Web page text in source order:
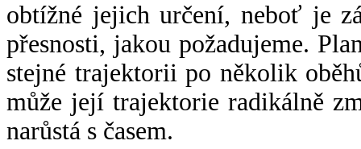
obtížné jejich určení, neboť je
přesnosti, jakou požadujeme.
stejné trajektorii po několik
může její trajektorie radikálně
narůstá s časem.